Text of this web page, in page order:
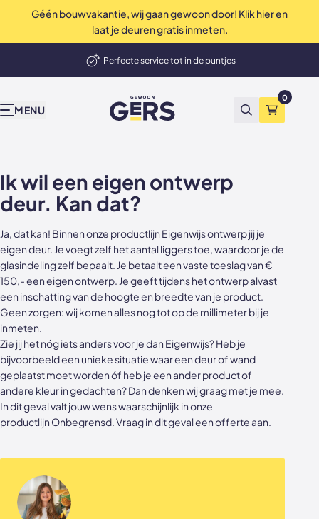
Géén bouwvakantie, wij gaan gewoon door! Klik hier en
laat je deuren gratis inmeten.
Uitstekend 4.9 / 5
op Trustpilot
Perfecte service tot in de puntjes
Deuren, wanden en akoestische panelen
MENU
GewoonGers
Zoeken
0
Onze producten
Taatsdeuren
Schuifdeuren
Deur- wand combinaties
Wanden
Akoestische panelen
Kleurstalen akoestische panelen
Sample sale
Accessoires
Inspiratie & advies
Advies video's
Stalen deuren
Stalen opdekdeuren
Stalen taatsdeuren
Stalen schuifdeuren
Stalen wanden
Stalen binnendeuren
Akoestische panelen
Veelgestelde vragen
Bekend van tv
Wij zijn Gers
Waarom GewoonGers
Wij zijn GewoonGers
Team
Vacatures
Afspraak aan huis
Offerte aanvragen
Showrooms
Showrooms
Showroom & fabriek Vlaardingen
Ik wil een eigen ontwerp
deur. Kan dat?
Ja, dat kan! Binnen onze productlijn Eigenwijsontwerp jij je
eigen deur. Je voegt zelf het aantal liggers toe, waardoor je de
glasindeling zelf bepaalt. Je betaalt een vaste toeslag van €
150,- een eigen ontwerp. Je geeft tijdens het ontwerp alvast
een inschatting van de hoogte en breedte van je product.
Geen zorgen: wij komen alles nog tot op de millimeter bij je
inmeten.
Zie jij het nóg iets anders voor je dan Eigenwijs? Heb je
bijvoorbeeld een unieke situatie waar een deur of wand
geplaatst moet worden óf heb je een ander product of
andere kleur in gedachten? Dan denken wij graag met je mee.
In dit geval valt jouw wens waarschijnlijk in onze
productlijn Onbegrensd. Vraag in dit geval eenofferteaan.